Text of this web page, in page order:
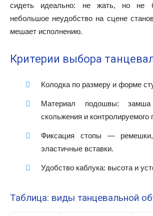
сидеть идеально: не жать, но не
небольшое неудобство на сцене
мешает исполнению.
Критерии выбора
Колодка по размеру и форме
Материал подошвы:
скольжения и контролируемого
Фиксация стопы —
эластичные вставки.
Удобство каблука: высота и
Таблица: виды танцевальной